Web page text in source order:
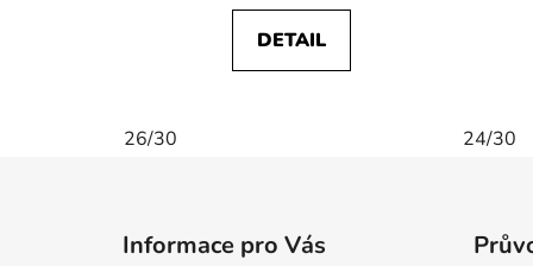
DETAIL
26/30 24/30
Informace pro Vás